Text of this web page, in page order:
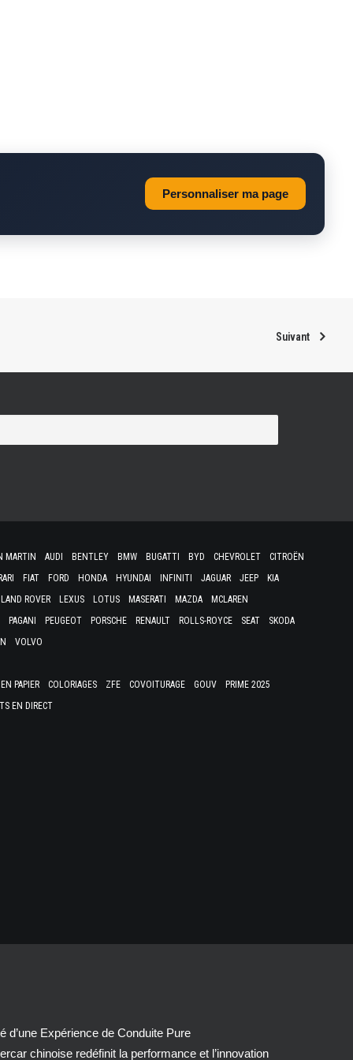
Personnaliser ma page
Suivant
MARTIN AUDI BENTLEY BMW BUGATTI BYD CHEVROLET
CITROËN
FIAT FORD HONDA HYUNDAI INFINITI JAGUAR JEEP
KIA
LAND ROVER
LEXUS LOTUS MASERATI MAZDA
MCLAREN
PAGANI
PEUGEOT PORSCHE RENAULT ROLLS-ROYCE SEAT
SKODA
VOLVO
PAPIER COLORIAGES ZFE COVOITURAGE GOUV
PRIME 2025
EN DIRECT
d’une Expérience de Conduite Pure
chinoise redéfinit la performance et l’innovation